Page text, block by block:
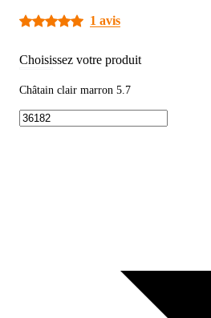
1 avis
Choisissez votre produit
Châtain clair marron 5.7